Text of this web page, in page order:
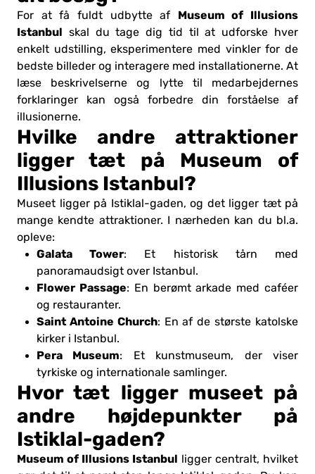
For at få fuldt udbytte af Museum of Illusions
Istanbul skal du tage dig tid til at udforske hver
enkelt udstilling, eksperimentere med vinkler for de
bedste billeder og interagere med installationerne. At
læse beskrivelserne og lytte til medarbejdernes
forklaringer kan også forbedre din forståelse af
illusionerne.
Hvilke andre attraktioner
ligger tæt på Museum of
Illusions Istanbul?
Museet ligger på Istiklal-gaden, og det ligger tæt på
mange kendte attraktioner. I nærheden kan du bl.a.
opleve:
Galata Tower: Et historisk tårn med
panoramaudsigt over Istanbul.
Flower Passage: En berømt arkade med caféer
og restauranter.
Saint Antoine Church: En af de største katolske
kirker i Istanbul.
Pera Museum: Et kunstmuseum, der viser
tyrkiske og internationale samlinger.
Hvor tæt ligger museet på
andre højdepunkter på
Istiklal-gaden?
Museum of Illusions Istanbul ligger centralt, hvilket